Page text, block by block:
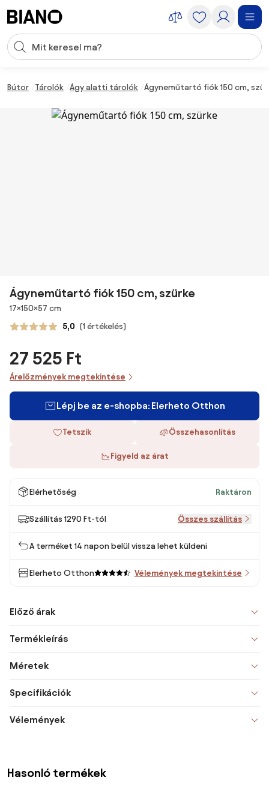
Keresési bevitel
Bútor Tárolók Ágy alatti tárolók Ágyneműtartó fiók 150 cm,
Ágyneműtartó fiók 150 cm, szürke
Méretek
17×150×57 cm
5,0 (1 értékelés)
27 525 Ft
Árelőzmények megtekintése
Lépj be az e-shopba: Elerheto Otthon
Tetszik Összehasonlítás
Figyeld az árat
Elérhetőség Raktáron
Szállítás 1290 Ft-tól Összes szállítás
A terméket 14 napon belül vissza lehet küldeni
Elerheto Otthon Vélemények megtekintése
Előző árak
Termékleírás
Méretek
Specifikációk
Vélemények
Hasonló termékek